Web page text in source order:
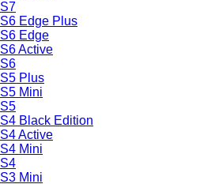
S7
S6 Edge Plus
S6 Edge
S6 Active
S6
S5 Plus
S5 Mini
S5
S4 Black Edition
S4 Active
S4 Mini
S4
S3 Mini